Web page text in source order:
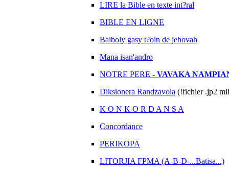
LIRE la Bible en texte int?ral
BIBLE EN LIGNE
Baiboly gasy t?oin de jehovah
Mana isan'andro
NOTRE PERE - VAVAKA
Diksionera Randzavola (!fichier .jp2
K O N K O R D A N S A
Concordance
PERIKOPA
LITORJIA FPMA (A-B-D-...Batisa...)